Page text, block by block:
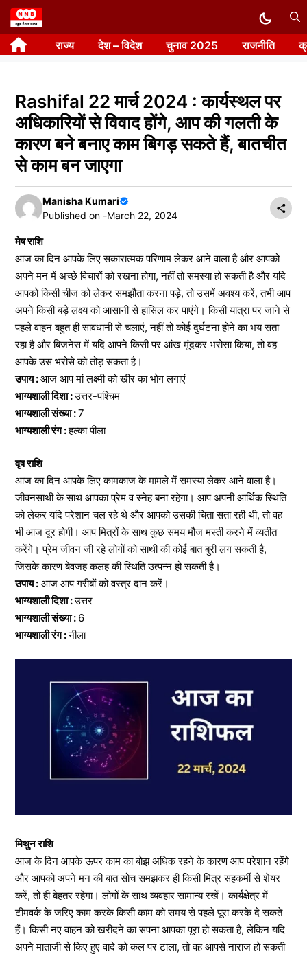
Skip
to
content राज्य देश – विदेश चुनाव 2025 राजनीति
Rashifal 22 मार्च 2024 : कार्यस्थल पर
अधिकारियों से विवाद होंगे, आप की गलती के
कारण बने बनाए काम बिगड़ सकते हैं, बातचीत
से काम बन जाएगा
Manisha Kumari
Published on -March 22, 2024
मेष राशि
आज का दिन आपके लिए सकारात्मक परिणाम लेकर आने वाला है और आपको
अपने मन में अच्छे विचारों को रखना होगा, नहीं तो समस्या हो सकती है और यदि
आपको किसी चीज को लेकर समझौता करना पड़े, तो उसमें अवश्य करें, तभी आप
अपने किसी बड़े लक्ष्य को आसानी से हासिल कर पाएंगे। किसी यात्रा पर जाने से
पहले वाहन बहुत ही सावधानी से चलाएं, नहीं तो कोई दुर्घटना होने का भय सता
रहा है और बिजनेस में यदि आपने किसी पर आंख मूंदकर भरोसा किया, तो वह
आपके उस भरोसे को तोड़ सकता है।
उपाय :आज आप मां लक्ष्मी को खीर का भोग लगाएं
भाग्यशाली दिशा :उत्तर-पश्चिम
भाग्यशाली संख्या :7
भाग्यशाली रंग :हल्का पीला
वृष राशि
आज का दिन आपके लिए कामकाज के मामले में समस्या लेकर आने वाला है।
जीवनसाथी के साथ आपका प्रेम व स्नेह बना रहेगा। आप अपनी आर्थिक स्थिति
को लेकर यदि परेशान चल रहे थे और आपको उसकी चिता सता रही थी, तो वह
भी आज दूर होगी। आप मित्रों के साथ कुछ समय मौज मस्ती करने में व्यतीत
करेंगे। प्रेम जीवन जी रहे लोगों को साथी की कोई बात बुरी लग सकती है,
जिसके कारण बेवजह कलह की स्थिति उत्पन्न हो सकती है।
उपाय : आज आप गरीबों को वस्त्र दान करें।
भाग्यशाली दिशा :उत्तर
भाग्यशाली संख्या : 6
भाग्यशाली रंग :नीला
मिथुन राशि
आज के दिन आपके ऊपर काम का बोझ अधिक रहने के कारण आप परेशान रहेंगे
और आपको अपने मन की बात सोच समझकर ही किसी मित्र सहकर्मी से शेयर
करें, तो ही बेहतर रहेगा। लोगों के साथ व्यवहार सामान्य रखें। कार्यक्षेत्र में
टीमवर्क के जरिए काम करके किसी काम को समय से पहले पूरा करके दे सकते
हैं। किसी नए वाहन को खरीदने का सपना आपका पूरा हो सकता है, लेकिन यदि
अपने माताजी से किए हुए वादे को कल पर टाला, तो वह आपसे नाराज हो सकती